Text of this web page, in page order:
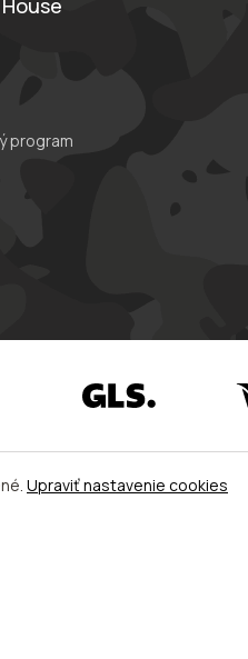
program
Upraviť nastavenie cookies